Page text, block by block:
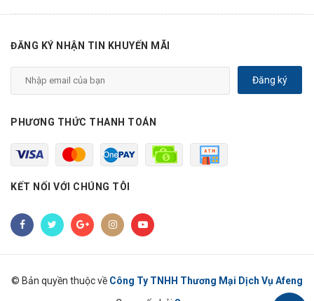
ĐĂNG KÝ NHẬN TIN KHUYẾN MÃI
Đăng ký
PHƯƠNG THỨC THANH TOÁN
KẾT NỐI VỚI CHÚNG TÔI
© Bản quyền thuộc về Công Ty TNHH Thương Mại Dịch Vụ Afeng